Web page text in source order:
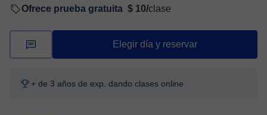
Ofrece prueba gratuita $ 10/clase
Elegir día y reservar
+ de 3 años de exp. dando clases online